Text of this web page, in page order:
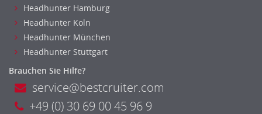
Headhunter Hamburg
Headhunter Koln
Headhunter München
Headhunter Stuttgart
Brauchen Sie Hilfe?
service@bestcruiter.com
+49 (0) 30 69 00 45 96 9